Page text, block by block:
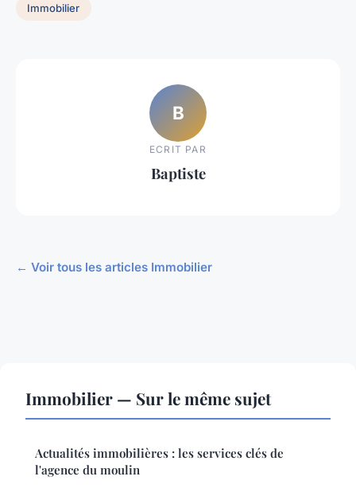
Immobilier
B
ECRIT PAR
Baptiste
← Voir tous les articles Immobilier
Immobilier — Sur le même sujet
Actualités immobilières : les services clés de
l'agence du moulin